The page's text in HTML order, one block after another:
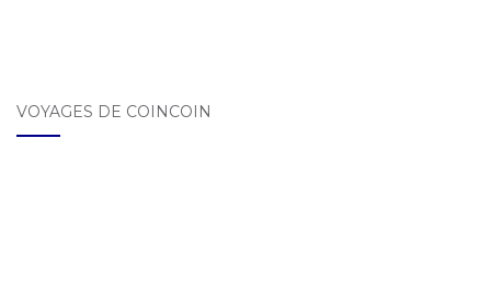
VOYAGES DE COINCOIN